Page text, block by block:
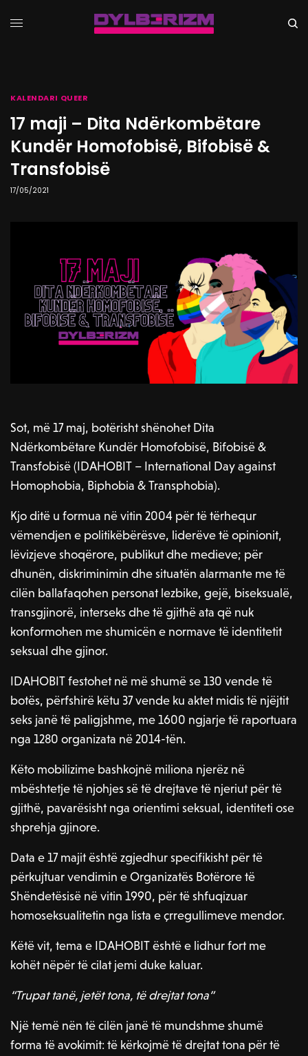
KALENDARI QUEER
17 maji – Dita Ndërkombëtare
Kundër Homofobisë, Bifobisë &
Transfobisë
17/05/2021
Sot, më 17 maj, botërisht shënohet Dita
Ndërkombëtare Kundër Homofobisë, Bifobisë &
Transfobisë (IDAHOBIT – International Day against
Homophobia, Biphobia & Transphobia).
Kjo ditë u formua në vitin 2004 për të tërhequr
vëmendjen e politikëbërësve, liderëve të opinionit,
lëvizjeve shoqërore, publikut dhe medieve; për
dhunën, diskriminimin dhe situatën alarmante me të
cilën ballafaqohen personat lezbike, gejë, biseksualë,
transgjinorë, interseks dhe të gjithë ata që nuk
konformohen me shumicën e normave të identitetit
seksual dhe gjinor.
IDAHOBIT festohet në më shumë se 130 vende të
botës, përfshirë këtu 37 vende ku aktet midis të njëjtit
seks janë të paligjshme, me 1600 ngjarje të raportuara
nga 1280 organizata në 2014-tën.
Këto mobilizime bashkojnë miliona njerëz në
mbështetje të njohjes së të drejtave të njeriut për të
gjithë, pavarësisht nga orientimi seksual, identiteti ose
shprehja gjinore.
Data e 17 majit është zgjedhur specifikisht për të
përkujtuar vendimin e Organizatës Botërore të
Shëndetësisë në vitin 1990, për të shfuqizuar
homoseksualitetin nga lista e çrregullimeve mendor.
Këtë vit, tema e IDAHOBIT është e lidhur fort me
kohët nëpër të cilat jemi duke kaluar.
“Trupat tanë, jetët tona, të drejtat tona”
Një temë nën të cilën janë të mundshme shumë
forma të avokimit: të kërkojmë të drejtat tona për të